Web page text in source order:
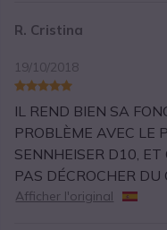
R. Cristina
19/10/2018
IL REND BIEN SA
PROBLÈME AVEC LE
SENNHEISER D10,
PAS DÉCROCHER
Afficher l'original